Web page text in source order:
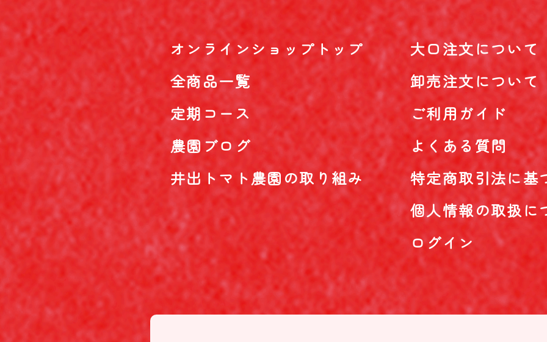
オンラインショップトップ
全商品一覧
定期コース
農園ブログ
井出トマト農園の取り組み
大口注文について
卸売注文について
ご利用ガイド
よくある質問
特定商取引法に基
個人情報の取扱に
ログイン